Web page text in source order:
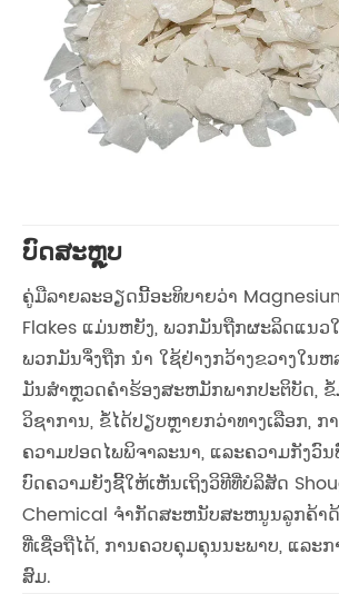
ບົດສະຫຼຸບ
ຄູ່ມືລາຍລະອຽດນີ້ອະທິບາຍວ່າ
Flakes ແມ່ນຫຍັງ, ພວກມັນຖືກຜະລິດແນວ
ພວກມັນຈຶ່ງຖືກ ນຳ ໃຊ້ຢ່າງກວ້າງຂວາງໃນ
ມັນສໍາຫຼວດຄໍາຮ້ອງສະຫມັກພາກປະຕິບັດ, ຂໍ້
ວິຊາການ, ຂໍ້ໄດ້ປຽບຫຼາຍກວ່າທາງເລືອກ, ກ
ຄວາມປອດໄພພິຈາລະນາ, ແລະຄວາມກັງວົ
ບົດຄວາມຍັງຊີ້ໃຫ້ເຫັນເຖິງວິທີທີ່ບໍລິສັດ
Chemical ຈໍາກັດສະຫນັບສະຫນູນລູກຄ້າ
ທີ່ເຊື່ອຖືໄດ້, ການຄວບຄຸມຄຸນນະພາບ, ແລະ
ສົມ.